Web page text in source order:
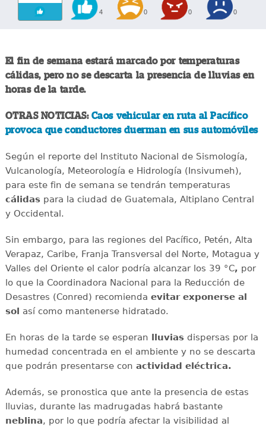
4 0 0 0
El fin de semana estará marcado por temperaturas
cálidas, pero no se descarta la presencia de lluvias en
horas de la tarde.
OTRAS NOTICIAS:Caos vehicular en ruta al Pacífico
provoca que conductores duerman en sus automóviles
Según el reporte del Instituto Nacional de Sismología,
Vulcanología, Meteorología e Hidrología (Insivumeh),
para este fin de semana se tendrán temperaturas
cálidaspara la ciudad de Guatemala, Altiplano Central
y Occidental.
Sin embargo, para las regiones del Pacífico, Petén, Alta
Verapaz, Caribe, Franja Transversal del Norte, Motagua y
Valles del Oriente el calor podría alcanzar los 39 °C, por
lo que la Coordinadora Nacional para la Reducción de
Desastres (Conred) recomienda evitar exponerse al
sol así como mantenerse hidratado.
En horas de la tarde se esperan lluviasdispersas por la
humedad concentrada en el ambiente y no se descarta
que podrán presentarse con actividad eléctrica.
Además, se pronostica que ante la presencia de estas
lluvias, durante las madrugadas habrá bastante
neblina, por lo que podría afectar la visibilidad al